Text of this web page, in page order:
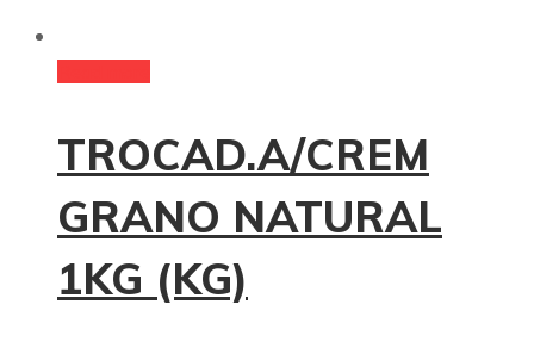
TROCAD.A/CREM
GRANO NATURAL
1KG (KG)